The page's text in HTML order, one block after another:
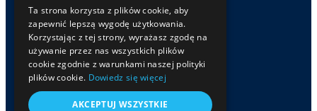
ul. Hetmana Jana Zamoyskiego 62,
22-400 Zamość
Telefon :
84 639-81-32
E-mail :
sekretariat@zsp3zamosc.pl
Ta strona korzysta z plików cookie, aby
zapewnić lepszą wygodę użytkowania.
Korzystając z tej strony, wyrażasz zgodę na
używanie przez nas wszystkich plików
cookie zgodnie z warunkami naszej polityki
plików cookie. Dowiedz się więcej
AKCEPTUJ WSZYSTKIE